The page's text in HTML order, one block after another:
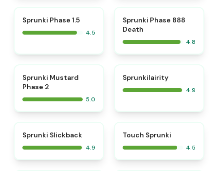
Sprunki Phase 1.5
4.5
Sprunki Phase 888
Death
4.8
Sprunki Mustard
Phase 2
5.0
Sprunkilairity
4.9
Sprunki Slickback
4.9
Touch Sprunki
4.5